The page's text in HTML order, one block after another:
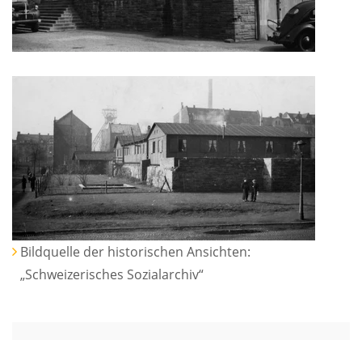
Bildquelle der historischen Ansichten:
„Schweizerisches Sozialarchiv“